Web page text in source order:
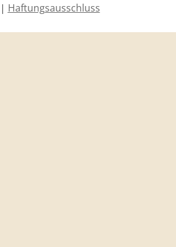
| Haftungsausschluss